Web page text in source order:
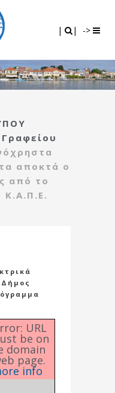
| | ->
αποκτά ο
από το
Κ.Α.Π.Ε.
URL
be on
domain
page.
info